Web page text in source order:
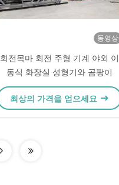
동영상
회전목마 회전 주형 기계 야외 이
동식 화장실 성형기와 곰팡이
최상의 가격을 얻으세요